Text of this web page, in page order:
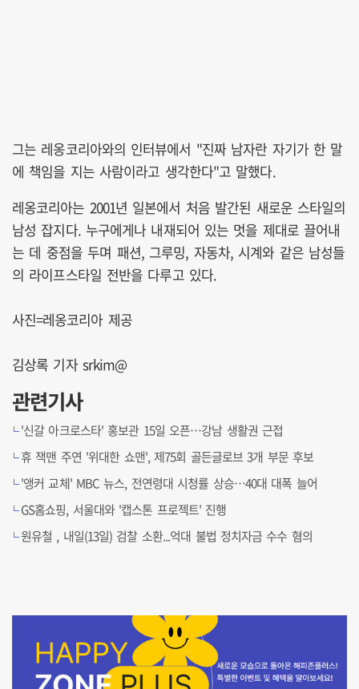
그는 레옹코리아와의 인터뷰에서 "진짜 남자란 자기가 한 말
에 책임을 지는 사람이라고 생각한다"고 말했다.
레옹코리아는 2001년 일본에서 처음 발간된 새로운 스타일의
남성 잡지다. 누구에게나 내재되어 있는 멋을 제대로 끌어내
는 데 중점을 두며 패션, 그루밍, 자동차, 시계와 같은 남성들
의 라이프스타일 전반을 다루고 있다.
사진=레옹코리아 제공
김상록 기자 srkim@
관련기사
'신갈 아크로스타' 홍보관 15일 오픈…강남 생활권 근접
휴 잭맨 주연 '위대한 쇼맨', 제75회 골든글로브 3개 부문 후보
'앵커 교체' MBC 뉴스, 전연령대 시청률 상승…40대 대폭 늘어
GS홈쇼핑, 서울대와 '캡스톤 프로젝트' 진행
원유철 , 내일(13일) 검찰 소환...억대 불법 정치자금 수수 혐의